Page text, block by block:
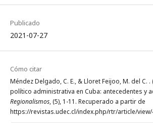
Publicado
2021-07-27
Cómo citar
Méndez Delgado, C. E., & Lloret Feijoo, M. del C. .
político administrativa en Cuba: antecedentes y
Regionalismos, (5), 1-11. Recuperado a partir de
https://revistas.udec.cl/index.php/rtr/article/view/